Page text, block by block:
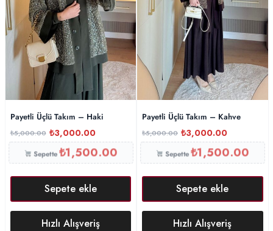
Payetli Üçlü Takım – Haki
₺5,000.00 ₺3,000.00
Sepette₺1,500.00
Sepete ekle
Hızlı Alışveriş
Payetli Üçlü Takım – Kahve
₺5,000.00 ₺3,000.00
Sepette₺1,500.00
Sepete ekle
Hızlı Alışveriş